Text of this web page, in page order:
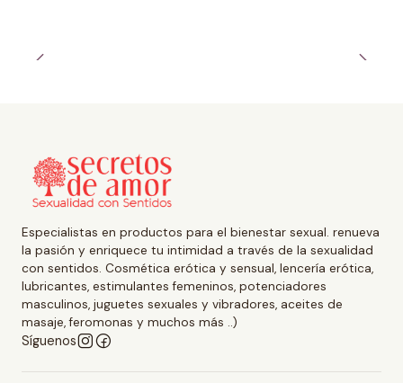
Especialistas en productos para el bienestar sexual. renueva
la pasión y enriquece tu intimidad a través de la sexualidad
con sentidos. Cosmética erótica y sensual, lencería erótica,
lubricantes, estimulantes femeninos, potenciadores
masculinos, juguetes sexuales y vibradores, aceites de
masaje, feromonas y muchos más ..)
Síguenos